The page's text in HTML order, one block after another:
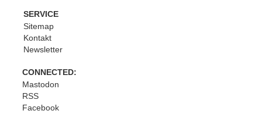
SERVICE
Sitemap
Kontakt
Newsletter
CONNECTED:
Mastodon
RSS
Facebook